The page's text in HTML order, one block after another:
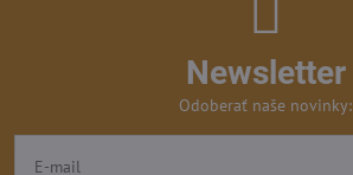
Newsletter
Odoberať naše novinky: